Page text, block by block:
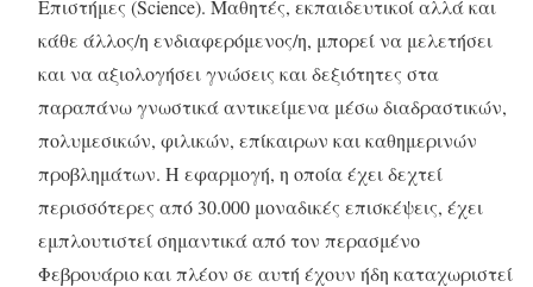
Επιστήμες (Science). Μαθητές, εκπαιδευτικοί αλλά και
κάθε άλλος/η ενδιαφερόμενος/η, μπορεί να μελετήσει
και να αξιολογήσει γνώσεις και δεξιότητες στα
παραπάνω γνωστικά αντικείμενα μέσω διαδραστικών,
πολυμεσικών, φιλικών, επίκαιρων και καθημερινών
προβλημάτων. Η εφαρμογή, η οποία έχει δεχτεί
περισσότερες από 30.000 μοναδικές επισκέψεις, έχει
εμπλουτιστεί σημαντικά από τον περασμένο
Φεβρουάριο και πλέον σε αυτή έχουν ήδη καταχωριστεί